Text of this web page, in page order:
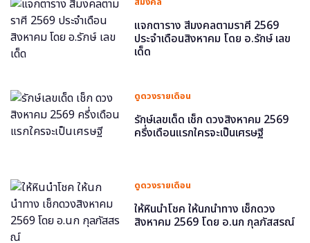
แจกตาราง สีมงคลตามราศี 2569
ประจำเดือนสิงหาคม โดย อ.รักษ์ เลข
เด็ด
ดูดวงรายเดือน
รักษ์เลขเด็ด เช็ก ดวงสิงหาคม 2569
ครึ่งเดือนแรกใครจะเป็นเศรษฐี
ดูดวงรายเดือน
ให้หินนำโชค ให้นกนำทาง เช็กดวง
สิงหาคม 2569 โดย อ.นก กุลภัสสรณ์